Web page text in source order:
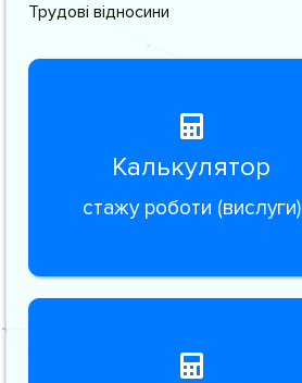
Трудові відносини
Калькулятор
стажу роботи (вислуги)